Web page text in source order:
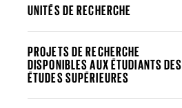
UNITÉS DE RECHERCHE
PROJETS DE RECHERCHE
DISPONIBLES AUX ÉTUDIANTS DES
ÉTUDES SUPÉRIEURES